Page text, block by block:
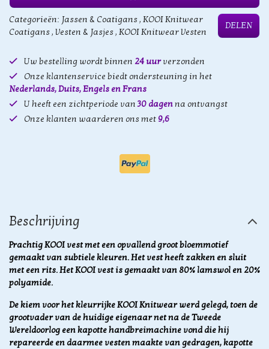
Categorieën: Jassen & Coatigans, KOOI Knitwear
Coatigans, Vesten & Jasjes, KOOI Knitwear Vesten
DELEN
Uw bestelling wordt binnen 24 uurverzonden
Onze klantenservice biedt ondersteuning in het
Nederlands, Duits, Engels en Frans
U heeft een zichtperiode van30 dagenna ontvangst
Onze klanten waarderen ons met 9,6
Beschrijving
Prachtig KOOI vest met een opvallend groot bloemmotief
gemaakt van subtiele kleuren. Het vest heeft zakken en sluit
met een rits. Het KOOI vest is gemaakt van 80% lamswol en 20%
polyamide.
De kiem voor het kleurrijke KOOI Knitwear werd gelegd, toen de
grootvader van de huidige eigenaar net na de Tweede
Wereldoorlog een kapotte handbreimachine vond die hij
repareerde en daarmee vesten maakte van gedragen, kapotte